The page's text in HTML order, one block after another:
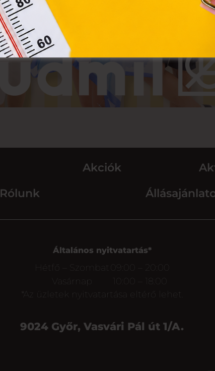
Akciók
Rólunk
Általános nyitvatartás*
Hétfő – Szombat
09:00 – 20:00
Vasárnap
10:00 – 18:00
*Az üzletek nyitvatartása eltérő lehet.
9024 Győr, Vasvári Pál út 1/A.